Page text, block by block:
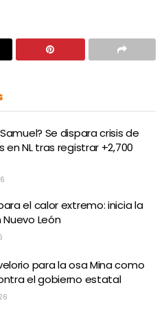
Se dispara crisis de
en NL tras registrar +2,700
el calor extremo: inicia la
León
para la osa Mina como
el gobierno estatal